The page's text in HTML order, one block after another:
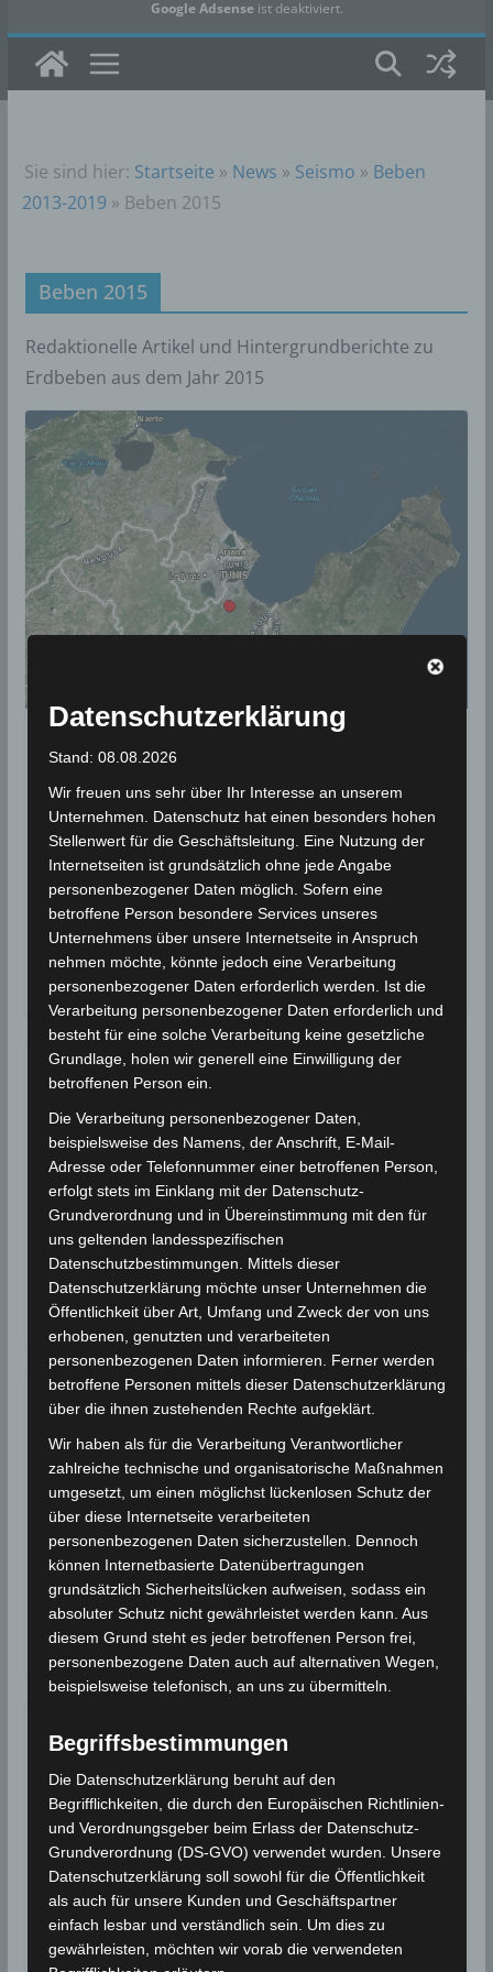
Google Adsenseist deaktiviert.
✓ Erlauben Datenschutzbedingungen
Sie sind hier: Startseite » News » Seismo » Beben
2013-2019 » Beben 2015
Beben 2015
Redaktionelle Artikel und Hintergrundberichte zu
Erdbeben aus dem Jahr 2015
Leichtes Erdbeben in Ben
Arous, südlich Tunis
22. Dezember 2015 Wettermann
2446 Views
Ben Arous,EMSC,Erdbeben ,La Mohammedia
Ein leichtes Erdbeben der Stärke M 3.4 wurde am
Dienstag, den 22. Dezember 2015 um 04.31 Uhr
lokaler Zeit nordöstlich
BEBEN 2015 SEISMO
12.06.2015: Erdbeben im
Gouvernorat Jendouba
12. Juni 2015 Wettermann
2504 Views
Erdbeben,INM,Jendouba
Das Nationale Institut für Meteorologie (INM) hat am
Freitag, den 12 Juni 2015 um 12.37 Uhr tunesischer
Ortszeit (UTC+1) im
BEBEN 2015 SEISMO
16.04.2015: Erdbeben in Sbeitla
im Gouvernorat Kasserine
16. April 2015 Wettermann
2655 Views
Erdbeben,INM,Kasserine,Sbeitla
Das Nationale Institut für Meteorologie (INM) hat am
Donnerstag, den 16 April 2015 um 17.31 Uhr
tunesischer Ortszeit (UTC+1) im
BEBEN 2015 SEISMO
24.03.2015: Erdbeben im Golf
von Hammamet vor Enfidha
24. März 2015 Wettermann
2863 Views
Enfidha,Erdbeben,Hammamet,INM
Am Dienstag, den 24. März 2015 um 12:58:00 Uhr
kam es zu einem leichten Erdbeben im Golf von
Datenschutzerklärung
Stand: 08.08.2026
Wir freuen uns sehr über Ihr Interesse an unserem
Unternehmen. Datenschutz hat einen besonders hohen
Stellenwert für die Geschäftsleitung. Eine Nutzung der
Internetseiten ist grundsätzlich ohne jede Angabe
personenbezogener Daten möglich. Sofern eine
betroffene Person besondere Services unseres
Unternehmens über unsere Internetseite in Anspruch
nehmen möchte, könnte jedoch eine Verarbeitung
personenbezogener Daten erforderlich werden. Ist die
Verarbeitung personenbezogener Daten erforderlich und
besteht für eine solche Verarbeitung keine gesetzliche
Grundlage, holen wir generell eine Einwilligung der
betroffenen Person ein.
Die Verarbeitung personenbezogener Daten,
beispielsweise des Namens, der Anschrift, E-Mail-
Adresse oder Telefonnummer einer betroffenen Person,
erfolgt stets im Einklang mit der Datenschutz-
Grundverordnung und in Übereinstimmung mit den für
uns geltenden landesspezifischen
Datenschutzbestimmungen. Mittels dieser
Datenschutzerklärung möchte unser Unternehmen die
Öffentlichkeit über Art, Umfang und Zweck der von uns
erhobenen, genutzten und verarbeiteten
personenbezogenen Daten informieren. Ferner werden
betroffene Personen mittels dieser Datenschutzerklärung
über die ihnen zustehenden Rechte aufgeklärt.
Wir haben als für die Verarbeitung Verantwortlicher
zahlreiche technische und organisatorische Maßnahmen
umgesetzt, um einen möglichst lückenlosen Schutz der
über diese Internetseite verarbeiteten
personenbezogenen Daten sicherzustellen. Dennoch
können Internetbasierte Datenübertragungen
grundsätzlich Sicherheitslücken aufweisen, sodass ein
absoluter Schutz nicht gewährleistet werden kann. Aus
diesem Grund steht es jeder betroffenen Person frei,
personenbezogene Daten auch auf alternativen Wegen,
beispielsweise telefonisch, an uns zu übermitteln.
Begriffsbestimmungen
Die Datenschutzerklärung beruht auf den
Begrifflichkeiten, die durch den Europäischen Richtlinien-
und Verordnungsgeber beim Erlass der Datenschutz-
Grundverordnung (DS-GVO) verwendet wurden. Unsere
Datenschutzerklärung soll sowohl für die Öffentlichkeit
als auch für unsere Kunden und Geschäftspartner
einfach lesbar und verständlich sein. Um dies zu
gewährleisten, möchten wir vorab die verwendeten